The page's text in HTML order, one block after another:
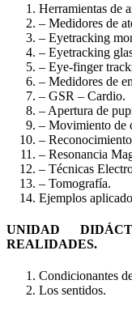
Herramientas de
– Medidores de
– Eyetracking
– Eyetracking
– Eye-finger
– Medidores de
– GSR – Cardio.
– Apertura de
– Movimiento de
–
– Resonancia
– Técnicas
– Tomografía.
Ejemplos
UNIDAD
REALIDADES.
Condicionantes
Los sentidos.